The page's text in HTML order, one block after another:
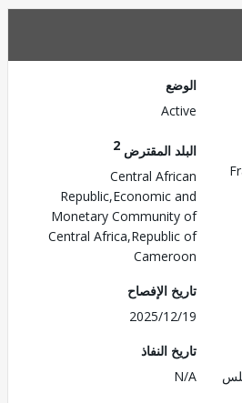
البلد المقترض
Central African
Republic,Economic and
Monetary Community of
Central Africa,Republic of
Cameroon
تاريخ الإفصاح
2025/12/19
تاريخ النفاذ
N/A